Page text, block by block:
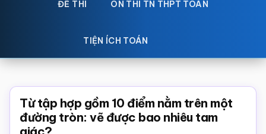
toán
giáo
Toán,
trắc
ĐỀ THI ÔN THI TN THPT TOÁN
TIỆN ÍCH TOÁN
Từ tập hợp gồm 10 điểm nằm trên một
đường tròn: vẽ được bao nhiêu tam